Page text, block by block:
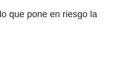
que pone en riesgo la